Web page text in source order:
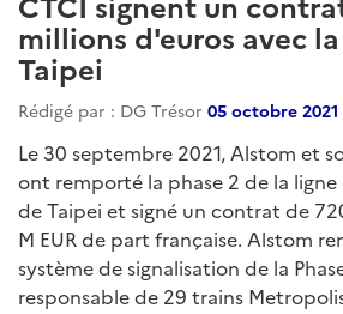
millions d'euros avec
Taipei
Rédigé par : DG Trésor 05 octobre 2021
Le 30 septembre 2021, Alstom et
ont remporté la phase 2 de la
de Taipei et signé un contrat de
M EUR de part française. Alstom
système de signalisation de la
responsable de 29 trains